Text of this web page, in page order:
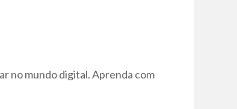
no mundo digital. Aprenda com